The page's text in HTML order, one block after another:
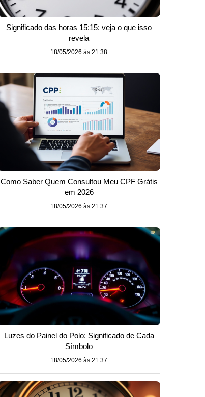
Significado das horas 15:15: veja o que isso
revela
18/05/2026 às 21:38
Como Saber Quem Consultou Meu CPF Grátis
em 2026
18/05/2026 às 21:37
Luzes do Painel do Polo: Significado de Cada
Símbolo
18/05/2026 às 21:37